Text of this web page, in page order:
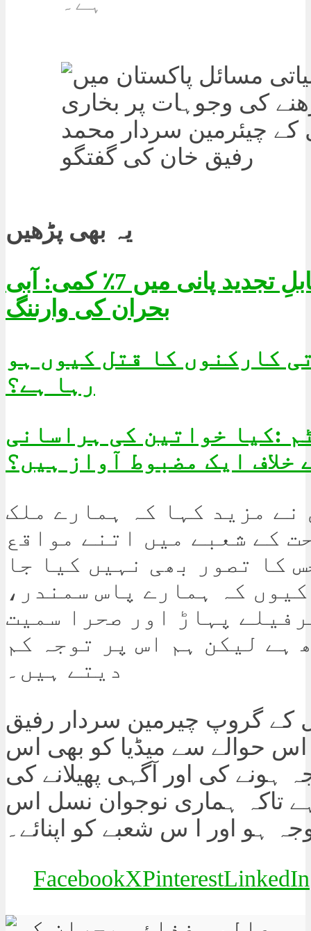
یہ بھی پڑھیں
فی کس قابلِ تجدید پانی میں 7٪ کمی: آبی
بحران کی وارننگ
کارکنوں کا قتل کیوں ہو
رہا ہے؟
:کیا خواتین کی ہراسانی
خلاف ایک مضبوط آواز ہیں؟
نے مزید کہا کہ ہمارے ملک
کے شعبے میں اتنے مواقع
کا تصور بھی نہیں کیا جا
کہ ہمارے پاس سمندر،
پہاڑ اور صحرا سمیت
ہے لیکن ہم اس پر توجہ کم
دیتے ہیں۔
کے گروپ چیرمین سردار رفیق
اس حوالے سے میڈیا کو بھی اس
ہونے کی اور آگہی پھیلانے کی
تاکہ ہماری نوجوان نسل اس
ہو اور ا س شعبے کو اپنائے۔
FacebookXPinterestLinkedIn